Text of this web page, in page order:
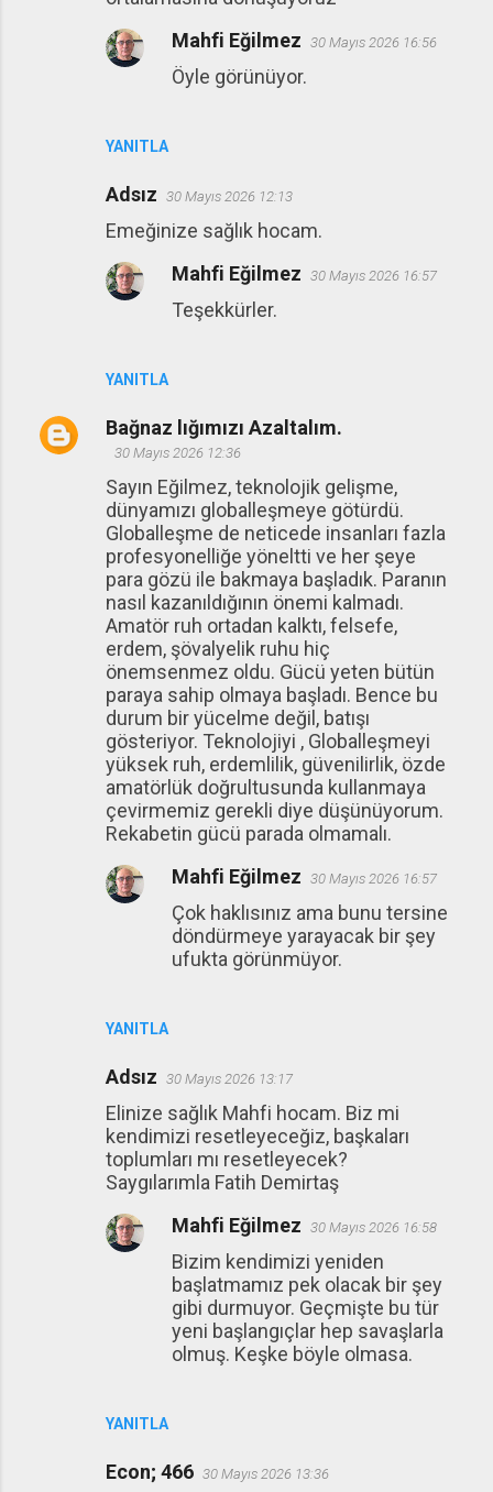
YANITLA
Mahfi Eğilmez 30 Mayıs 2026 16:56
Öyle görünüyor.
Adsız 30 Mayıs 2026 12:13
Emeğinize sağlık hocam.
YANITLA
Mahfi Eğilmez 30 Mayıs 2026 16:57
Teşekkürler.
Bağnaz lığımızı Azaltalım.
30 Mayıs 2026 12:36
Sayın Eğilmez, teknolojik gelişme,
dünyamızı globalleşmeye götürdü.
Globalleşme de neticede insanları fazla
profesyonelliğe yöneltti ve her şeye
para gözü ile bakmaya başladık. Paranın
nasıl kazanıldığının önemi kalmadı.
Amatör ruh ortadan kalktı, felsefe,
erdem, şövalyelik ruhu hiç
önemsenmez oldu. Gücü yeten bütün
paraya sahip olmaya başladı. Bence bu
durum bir yücelme değil, batışı
gösteriyor. Teknolojiyi , Globalleşmeyi
yüksek ruh, erdemlilik, güvenilirlik, özde
amatörlük doğrultusunda kullanmaya
çevirmemiz gerekli diye düşünüyorum.
Rekabetin gücü parada olmamalı.
YANITLA
Mahfi Eğilmez 30 Mayıs 2026 16:57
Çok haklısınız ama bunu tersine
döndürmeye yarayacak bir şey
ufukta görünmüyor.
Adsız 30 Mayıs 2026 13:17
Elinize sağlık Mahfi hocam. Biz mi
kendimizi resetleyeceğiz, başkaları
toplumları mı resetleyecek?
Saygılarımla Fatih Demirtaş
YANITLA
Mahfi Eğilmez 30 Mayıs 2026 16:58
Bizim kendimizi yeniden
başlatmamız pek olacak bir şey
gibi durmuyor. Geçmişte bu tür
yeni başlangıçlar hep savaşlarla
olmuş. Keşke böyle olmasa.
Econ; 466 30 Mayıs 2026 13:36